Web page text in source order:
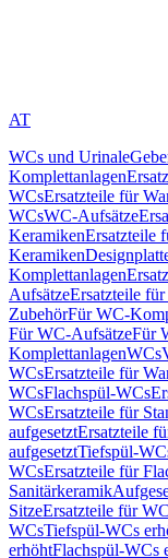
AT
WCs und Urinale
Komplettanlagen
WCsErsatzteile für
WCsWC-Aufsätze
KeramikenErsatzteile
Keramiken
Komplettanlagen
AufsätzeErsatzteile
ZubehörFür WC-
Für WC-AufsätzeFür
KomplettanlagenWCs
WCsErsatzteile für
WCsFlachspül-WCs
WCsErsatzteile für
aufgesetztErsatzteile
aufgesetztTiefspül-
WCsErsatzteile für
Sanitärkeramik
SitzeErsatzteile für
WCsTiefspül-WCs
erhöhtFlachspül-WCs